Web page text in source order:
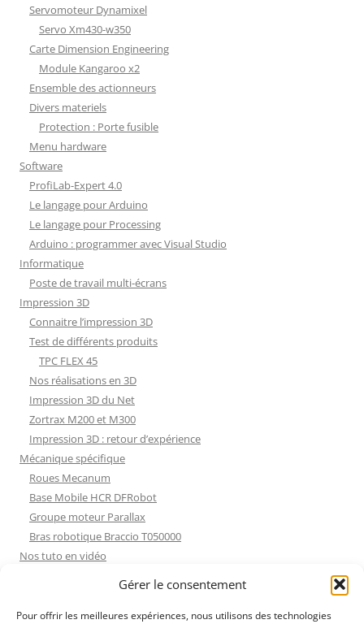
Gérer le consentement
Pour offrir les meilleures expériences, nous utilisons des technologies
Servomoteur Dynamixel
Servo Xm430-w350
Carte Dimension Engineering
Module Kangaroo x2
Ensemble des actionneurs
Divers materiels
Protection : Porte fusible
Menu hardware
Software
ProfiLab-Expert 4.0
Le langage pour Arduino
Le langage pour Processing
Arduino : programmer avec Visual Studio
Informatique
Poste de travail multi-écrans
Impression 3D
Connaitre l’impression 3D
Test de différents produits
TPC FLEX 45
Nos réalisations en 3D
Impression 3D du Net
Zortrax M200 et M300
Impression 3D : retour d’expérience
Mécanique spécifique
Roues Mecanum
Base Mobile HCR DFRobot
Groupe moteur Parallax
Bras robotique Braccio T050000
Nos tuto en vidéo
Les Moteurs Pas à Pas